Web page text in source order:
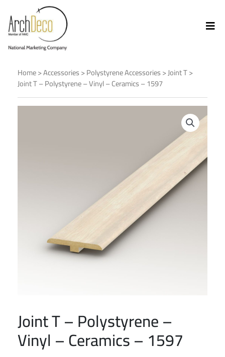
Home>Accessories>Polystyrene Accessories>Joint T>
Joint T – Polystyrene – Vinyl – Ceramics – 1597
Joint T – Polystyrene –
Vinyl – Ceramics – 1597